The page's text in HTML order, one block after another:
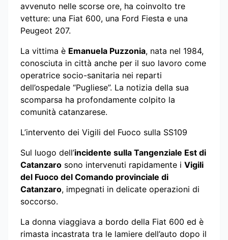
avvenuto nelle scorse ore, ha coinvolto tre
vetture: una Fiat 600, una Ford Fiesta e una
Peugeot 207.
La vittima è Emanuela Puzzonia, nata nel 1984,
conosciuta in città anche per il suo lavoro come
operatrice socio-sanitaria nei reparti
dell’ospedale “Pugliese”. La notizia della sua
scomparsa ha profondamente colpito la
comunità catanzarese.
L’intervento dei Vigili del Fuoco sulla SS109
Sul luogo dell’incidente sulla Tangenziale Est di
Catanzaro sono intervenuti rapidamente i Vigili
del Fuoco del Comando provinciale di
Catanzaro, impegnati in delicate operazioni di
soccorso.
La donna viaggiava a bordo della Fiat 600 ed è
rimasta incastrata tra le lamiere dell’auto dopo il